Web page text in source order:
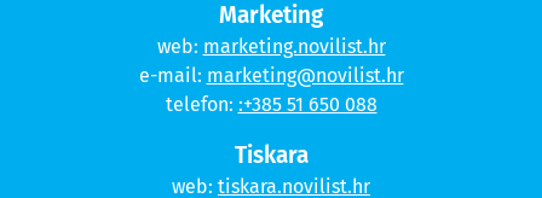
Marketing
web: marketing.novilist.hr
e-mail: marketing@novilist.hr
telefon: :+385 51 650 088
Tiskara
web: tiskara.novilist.hr